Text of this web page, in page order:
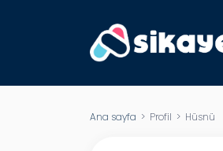
Ana sayfa > Profil > Hüsnü